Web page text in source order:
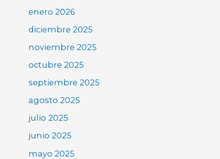
enero 2026
diciembre 2025
noviembre 2025
octubre 2025
septiembre 2025
agosto 2025
julio 2025
junio 2025
mayo 2025